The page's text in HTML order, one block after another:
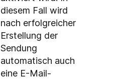
diesem Fall wird
nach erfolgreicher
Erstellung der
Sendung
automatisch auch
eine E-Mail-